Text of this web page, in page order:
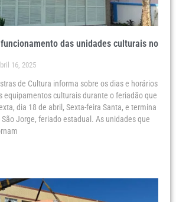
das unidades culturais no
16, 2025
de Cultura informa sobre os dias e horários
equipamentos culturais durante o feriadão que
dia 18 de abril, Sexta-feira Santa, e termina
Jorge, feriado estadual. As unidades que